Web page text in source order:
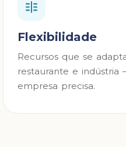
Flexibilidade
Recursos que se
restaurante e
empresa precisa.